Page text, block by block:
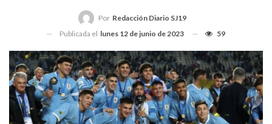
Por Redacción Diario SJ19
Publicada el lunes 12 de junio de 2023 59